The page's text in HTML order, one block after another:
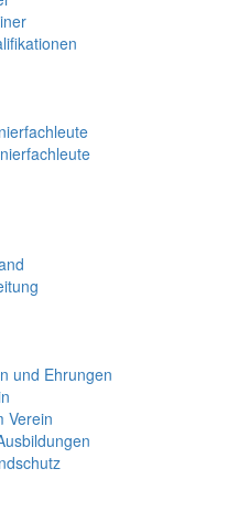
und Ehrungen
Verein